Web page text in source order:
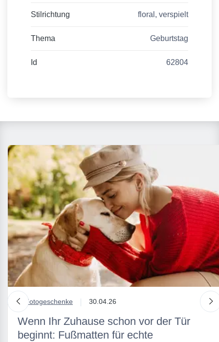
Stilrichtung floral, verspielt
Thema Geburtstag
Id 62804
nach links
in Fotogeschenke 30.04.26
Wenn Ihr Zuhause schon vor der Tür
beginnt: Fußmatten für echte